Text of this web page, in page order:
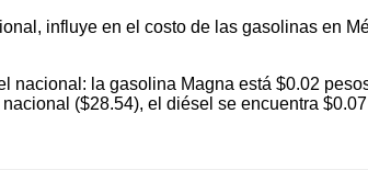
influye en el costo de las gasolinas en
nacional: la gasolina Magna está $0.02
($28.54), el diésel se encuentra